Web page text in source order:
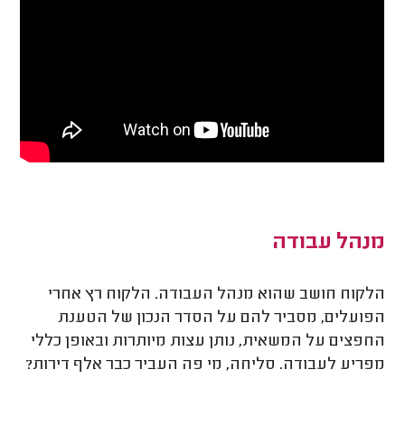
מנהל עבודה
הלקוח חושב שהוא מנהל העבודה. הלקוח רץ אחרי
הפועלים, מסביר להם על הסדר הנכון של הטענת
החפצים על המשאית, נותן עצות מיותרות ובאופן כללי
מפריע לעבודה. סליחה, מי פה העביר כבר אלף דירות?